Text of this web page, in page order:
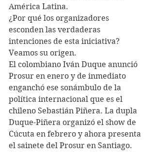
América Latina.
¿Por qué los organizadores
esconden las verdaderas
intenciones de esta iniciativa?
Veamos su origen.
El colombiano Iván Duque anunció
Prosur en enero y de inmediato
enganchó ese sonámbulo de la
política internacional que es el
chileno Sebastián Piñera. La dupla
Duque-Piñera organizó el show de
Cúcuta en febrero y ahora presenta
el sainete del Prosur en Santiago.